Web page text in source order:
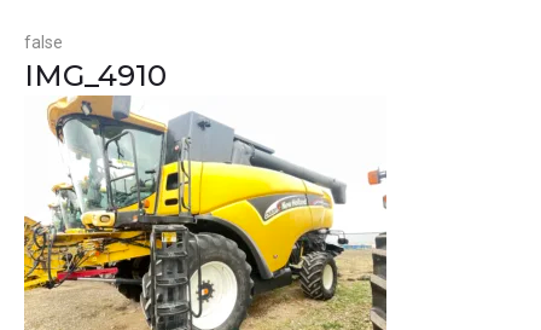
false
IMG_4910